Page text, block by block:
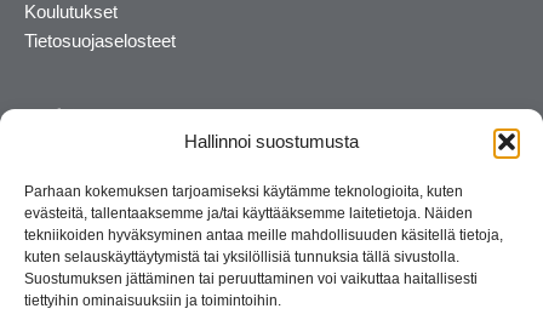
Hallinnoi suostumusta
Parhaan kokemuksen tarjoamiseksi käytämme teknologioita, kuten
evästeitä, tallentaaksemme ja/tai käyttääksemme laitetietoja. Näiden
tekniikoiden hyväksyminen antaa meille mahdollisuuden käsitellä tietoja,
kuten selauskäyttäytymistä tai yksilöllisiä tunnuksia tällä sivustolla.
Suostumuksen jättäminen tai peruuttaminen voi vaikuttaa haitallisesti
tiettyihin ominaisuuksiin ja toimintoihin.
Koulutukset
Tietosuojaselosteet